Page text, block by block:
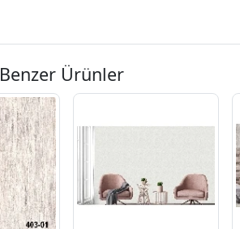
Benzer Ürünler